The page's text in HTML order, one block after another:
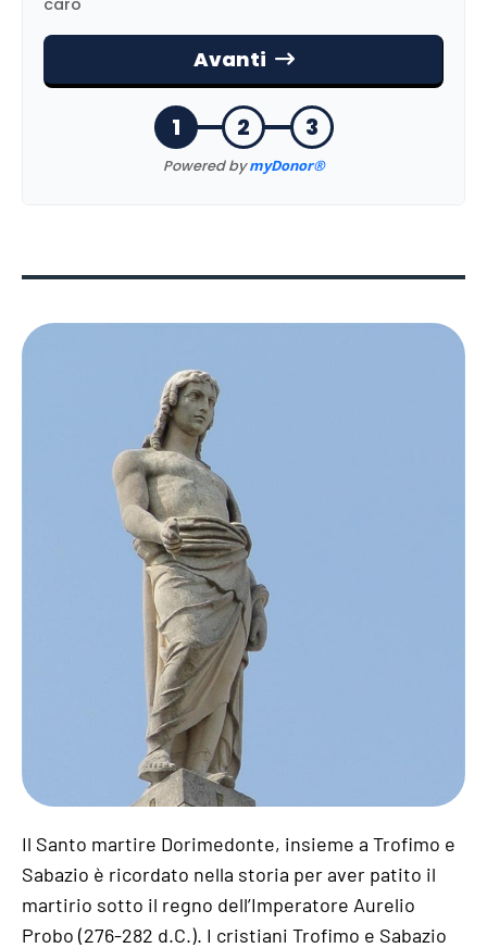
Il Santo martire Dorimedonte, insieme a Trofimo e
Sabazio è ricordato nella storia per aver patito il
martirio sotto il regno dell’Imperatore Aurelio
Probo (276-282 d.C.). I cristiani Trofimo e Sabazio